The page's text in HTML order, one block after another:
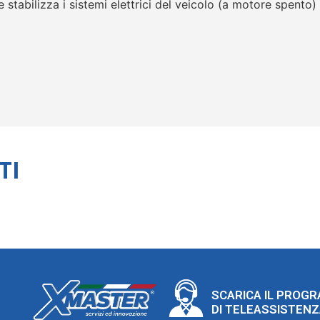
stabilizza i sistemi elettrici del veicolo (a motore spento)
SCARICA IL
DI